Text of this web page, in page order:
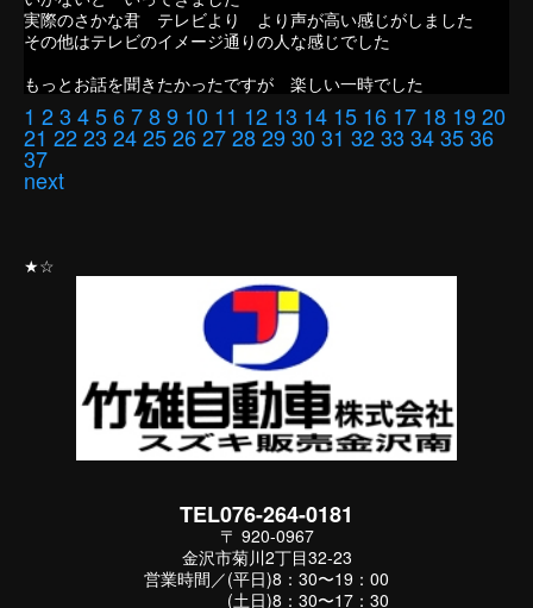
実際のさかな君 テレビより より声が高い感じがしました
その他はテレビのイメージ通りの人な感じでした
もっとお話を聞きたかったですが 楽しい一時でした
1 23 456789 10 11 12 13 14 15 16 17 18 1920
21 2223 24252627282930 31 3233 343536
37
next
★☆
TEL076-264-0181
〒 920-0967
金沢市菊川2丁目32-23
営業時間／(平日)8：30〜19：00
(土日)8：30〜17：30